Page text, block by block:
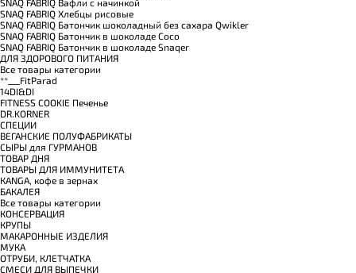
SNAQ FABRIQ Хлебцы рисовые
SNAQ FABRIQ Батончик шоколадный без сахара Qwikler
SNAQ FABRIQ Батончик в шоколаде Coco
SNAQ FABRIQ Батончик в шоколаде Snaqer
ДЛЯ ЗДОРОВОГО ПИТАНИЯ
Все товары категории
**___FitParad
14DI&DI
FITNESS COOKIE Печенье
DR.KORNER
СПЕЦИИ
ВЕГАНСКИЕ ПОЛУФАБРИКАТЫ
СЫРЫ для ГУРМАНОВ
TОВАР ДНЯ
TОВАРЫ ДЛЯ ИММУНИТЕТА
КANGA, кофе в зернах
БАКАЛЕЯ
Все товары категории
КОНСЕРВАЦИЯ
КРУПЫ
МАКАРОННЫЕ ИЗДЕЛИЯ
МУКА
ОТРУБИ, КЛЕТЧАТКА
СМЕСИ ДЛЯ ВЫПЕЧКИ